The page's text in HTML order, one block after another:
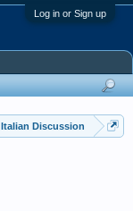
Log in or Sign up
Italian Discussion